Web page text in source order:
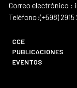
Correo electrónico :
Teléfono:(+598) 2915
CCE
PUBLICACIONES
EVENTOS